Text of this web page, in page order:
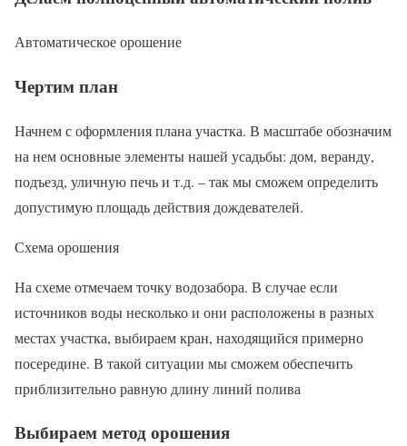
Автоматическое орошение
Чертим план
Начнем с оформления плана участка. В масштабе обозначим
на нем основные элементы нашей усадьбы: дом, веранду,
подъезд, уличную печь и т.д. – так мы сможем определить
допустимую площадь действия дождевателей.
Схема орошения
На схеме отмечаем точку водозабора. В случае если
источников воды несколько и они расположены в разных
местах участка, выбираем кран, находящийся примерно
посередине. В такой ситуации мы сможем обеспечить
приблизительно равную длину линий полива
Выбираем метод орошения